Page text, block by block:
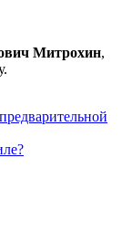
Митрохин,